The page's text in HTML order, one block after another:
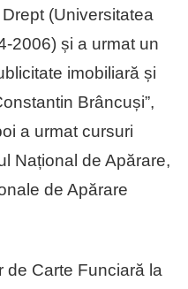
(Universitatea
2006) și a urmat un
imobiliară și
Brâncuși”,
a urmat cursuri
Național de Apărare,
de Apărare
de Carte Funciară la